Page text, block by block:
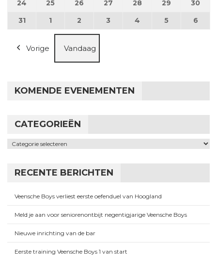
24 24 augustus 2026
25 25 augustus 2026
26 26 augustus 2026
27 27 augustus 2026
28 28 augustus 2026
29 29 30
3131 augustus 2026
1 1 september 2026
2 2 september 2026
3 3 september 2026
4 4 september 2026
5 5 6
Vorige Vandaag
KOMENDE EVENEMENTEN
CATEGORIEËN
Categorieën
RECENTE BERICHTEN
Veensche Boys verliest eerste oefenduel van Hoogland
Meld je aan voor seniorenontbijt negentigjarige Veensche Boys
Nieuwe inrichting van de bar
Eerste training Veensche Boys 1 van start